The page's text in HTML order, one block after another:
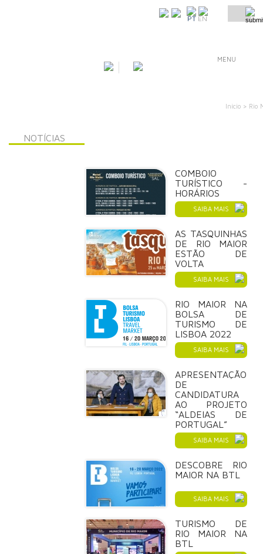
PT EN
MENU
Início > Rio
NOTÍCIAS
COMBOIO
TURÍSTICO -
HORÁRIOS
SAIBA MAIS
AS TASQUINHAS
DE RIO MAIOR
ESTÃO DE
VOLTA
SAIBA MAIS
RIO MAIOR NA
BOLSA DE
TURISMO DE
LISBOA 2022
SAIBA MAIS
APRESENTAÇÃO
DE
CANDIDATURA
AO PROJETO
“ALDEIAS DE
PORTUGAL”
SAIBA MAIS
DESCOBRE RIO
MAIOR NA BTL
SAIBA MAIS
TURISMO DE
RIO MAIOR NA
BTL